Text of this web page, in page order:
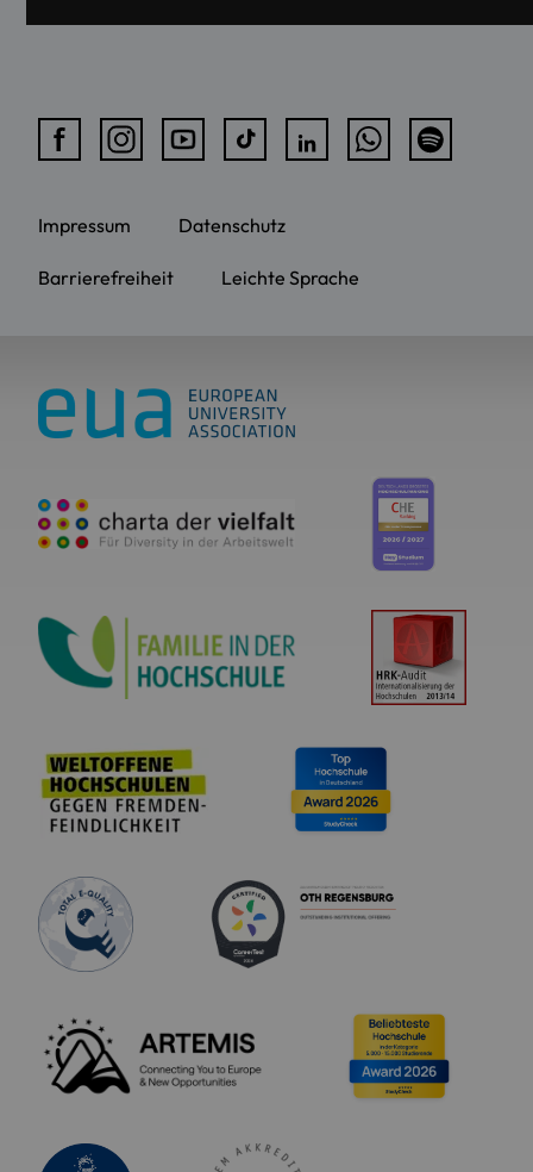
Impressum Datenschutz
Barrierefreiheit Leichte Sprache